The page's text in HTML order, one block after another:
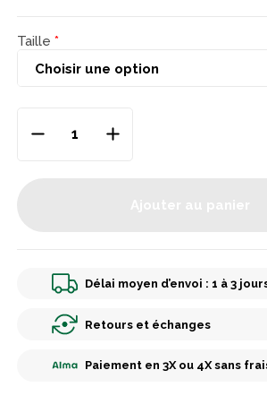
Taille
Délai moyen d’envoi : 1 à 3
Retours et échanges
Paiement en 3X ou 4X sans